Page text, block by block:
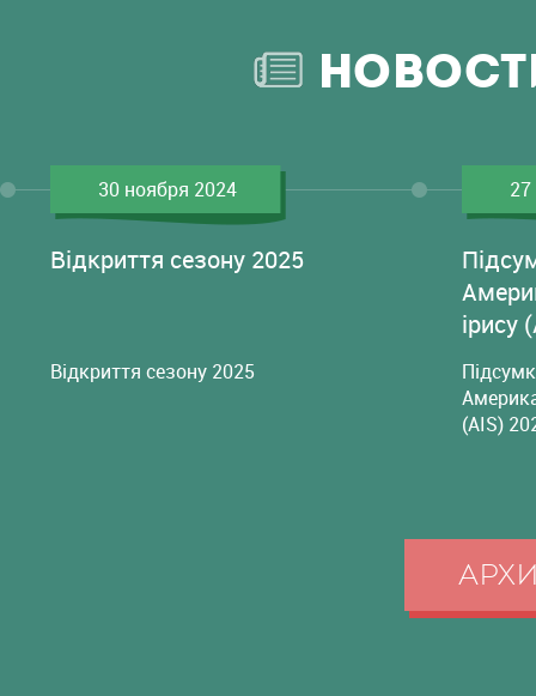
30 ноября 2024
Відкриття сезону 2025
Відкриття сезону 2025
ірису
(AIS)